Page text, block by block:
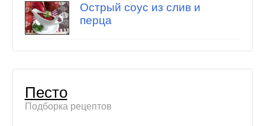
Острый соус из слив и
перца
Песто
Подборка рецептов